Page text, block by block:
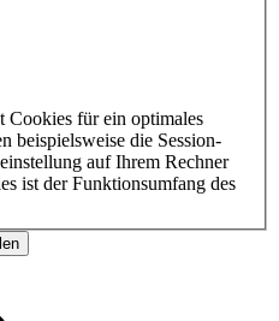
Cookies für ein optimales
beispielsweise die Session-
auf Ihrem Rechner
ist der Funktionsumfang des